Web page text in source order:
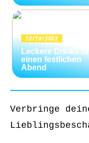
12/10/2022
Leckere Drinks
einen festlichen
Abend
Verbringe